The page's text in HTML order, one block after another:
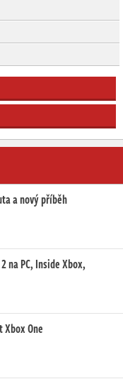
a nový příběh
na PC, Inside Xbox,
Xbox One